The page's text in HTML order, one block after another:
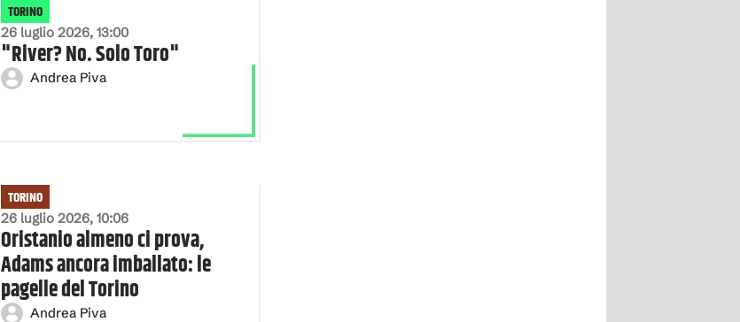
26 luglio 2026, 13:00
TORINO
"River? No. Solo Toro"
Andrea Piva
26 luglio 2026, 10:06
TORINO
Oristanio almeno ci prova,
Adams ancora imballato: le
pagelle del Torino
Andrea Piva